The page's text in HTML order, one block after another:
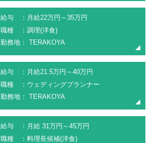
給与 ：月給22万円～35万円
職種 ：調理(洋食)
勤務地： TERAKOYA
給与 ：月給21.5万円～40万円
職種 ：ウェディングプランナー
勤務地： TERAKOYA
給与 ：月給 31万円～45万円
職種 ：料理長候補(洋食)